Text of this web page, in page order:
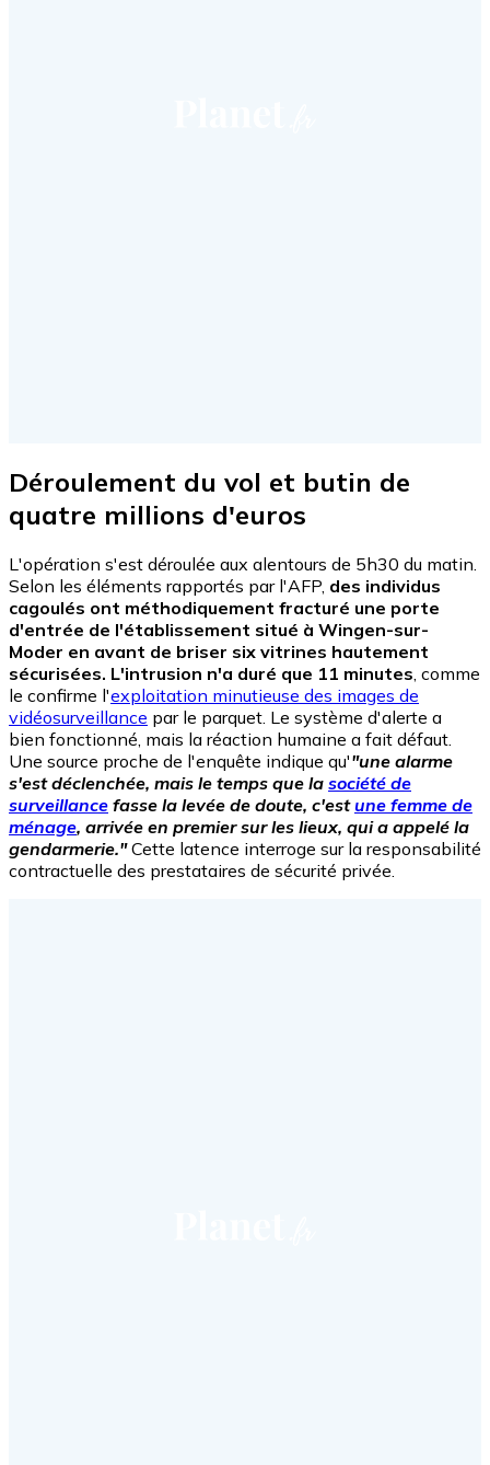
Déroulement du vol et butin de
quatre millions d'euros
L'opération s'est déroulée aux alentours de 5h30 du matin.
Selon les éléments rapportés par l'AFP, des individus
cagoulés ont méthodiquement fracturé une porte
d'entrée de l'établissement situé à Wingen-sur-
Moder en avant de briser six vitrines hautement
sécurisées. L'intrusion n'a duré que 11 minutes , comme
le confirme l'exploitation minutieuse des images de
vidéosurveillance par le parquet. Le système d'alerte a
bien fonctionné, mais la réaction humaine a fait défaut.
Une source proche de l'enquête indique qu'"une alarme
s'est déclenchée, mais le temps que la société de
surveillance fasse la levée de doute, c'estune femme de
ménage, arrivée en premier sur les lieux, qui a appelé la
gendarmerie."Cette latence interroge sur la responsabilité
contractuelle des prestataires de sécurité privée.